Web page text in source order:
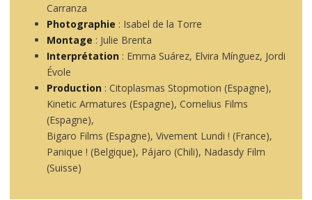
Carranza
Photographie : Isabel de la Torre
Montage : Julie Brenta
Interprétation: Emma Suárez, Elvira Mínguez, Jordi
Évole
Production: Citoplasmas Stopmotion (Espagne),
Kinetic Armatures (Espagne), Cornelius Films
(Espagne),
Bigaro Films (Espagne), Vivement Lundi ! (France),
Panique ! (Belgique), Pájaro (Chili), Nadasdy Film
(Suisse)